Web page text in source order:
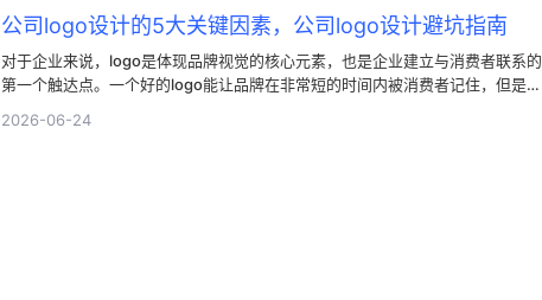
公司logo设计的5大关键因素，公司logo设计避坑指南
对于企业来说，logo是体现品牌视觉的核心元素，也是企业建立与消费者联系的
第一个触达点。一个好的logo能让品牌在非常短的时间内被消费者记住，但是一
知混乱等。在某些情况下，甚至需要耗费大量的时间和精力重新设计。公司logo
2026-06-24